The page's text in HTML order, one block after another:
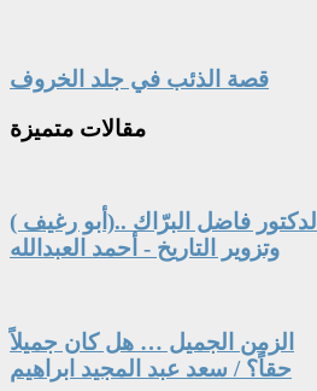
قصة الذئب في جلد الخروف
مقالات متميزة
الدكتور فاضل البرّاك ..(أبو رغيف )
وتزوير التاريخ - أحمد العبدالله
الزمن الجميل … هل كان جميلاً
حقاً؟ / سعد عبد المجيد ابراهيم